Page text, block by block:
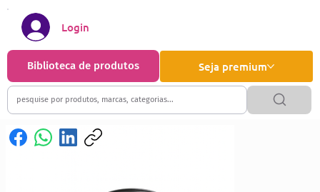
Seja premium
Biblioteca de produtos
Login